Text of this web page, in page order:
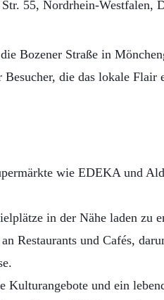
55, Nordrhein-Westfalen,
Bozener Straße in
die das lokale Flair
wie EDEKA und
in der Nähe laden zu
Restaurants und Cafés,
Kulturangebote und ein